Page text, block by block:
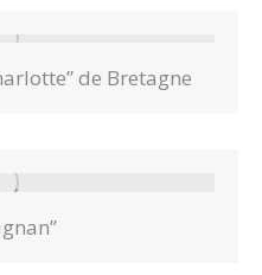
de Bretagne